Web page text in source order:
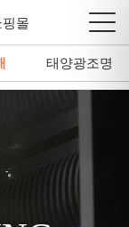
태양광조명
몰
태양광조명